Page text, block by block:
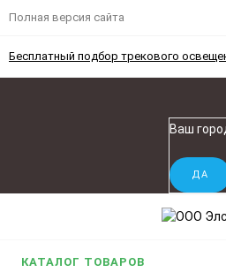
Полная версия сайта
Бесплатный подбор трекового
Ваш
КАТАЛОГ ТОВАРОВ